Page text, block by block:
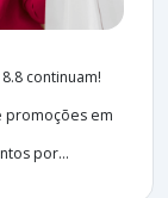
continuam!
promoções em
por...